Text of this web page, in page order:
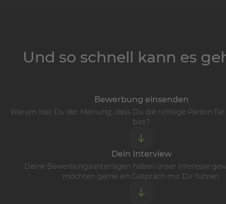
Und so schnell kann es
Bewerbung einsenden
Warum bist Du der Meinung, dass Du die richtige Person
bist?
Dein Interview
Deine Bewerbungsunterlagen haben unser Interesse
möchten gerne ein Gespräch mit Dir führen.